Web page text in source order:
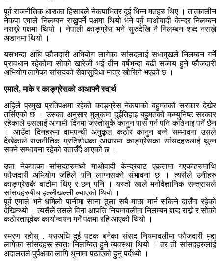
पूर्व राजनीतिक धाराका हिसाबले नेकपाभित्र दुई भिन्न मतहरु थिए । तात्कालीन
नेकपा एमाले निलम्बन राख्नुपर्ने पक्षमा थियो भने पूर्व माओवादी केन्द्र निलम्बन
नराख्ने पक्षमा थियो । नेपाली काङ्ग्रेस भने सुरुदेखि नै निलम्बन शब्द नराख्ने
अडानमा थियो ।
यसभन्दा अघि फौजदारी अभियोग लागेका सांसदलाई सभामुखले निलम्बन गर्ने
प्रावधान रहेकोमा सोको खारेजी भई तीन वर्षभन्दा बढी सजाय हुने फौजदारी
अभियोग लागेका सांसदको सेवासुविधा मात्र खोसिने भएको छ ।
एमाले, माके र काङ्ग्रेसको आआफ्नै स्वार्थ
अहिले प्रमुख प्रतिपक्षमा रहेको काङ्ग्रेस नेकपाको बहुमतको सरकार देखेर
तर्सिएको छ । उसका अनुसार मुलुकमा दुईतिहाइ बहुमतको कम्युनिष्ट सरकार
रहेकाले उसलाई आगामी दिनमा जस्तोसुकै कानुन पास गर्न पनि कठिनाइ पर्ने छैन
। आउँदा दिनहरुमा वामपन्थी अनुकूल कठोर कानुन बन्ने सम्भावना उसले
देखेकाले राजनीतिक प्रतिशोधका आधारमा काङ्ग्रेसका सांसदहरुलाई थुन्न
सक्ने सम्भावना रहेको बताउँदै आएको छ ।
उता नेकपाका सांसदहरुमध्ये माओवादी केन्द्रबाट एकतामा गएकाहरुमाथि
फौजदारी अभियोग जहिले पनि लाग्नसक्ने संभावना छ । त्यसैले उनीहरु
काङ्ग्रेसकै बाटोमा थिए र छन् पनि । यस्तो खाले मनोवैज्ञानिक सन्त्रासले
सांसदहरुबीच हल्लीखल्ली ल्याएको थियो ।
पूर्व एमाले भने धमिलो पानीमा साना ठूला सबै माछा मार्न सकिने दाउँमा रहेको
देखिन्थ्यो । त्यसैले उसले विना आपत्ति नियमावलीमा निलम्बन शब्द राख्ने र सोको
कठोरतापूर्वक कार्यान्वयन गर्ने पक्षमा रहि आएको थियो ।
स्मरण रहोस् , यसअघि दुई पटक बनेका संसद नियमावलीमा फौजदारी मुद्दा
लागेका सांसदहरू स्वतः निलम्बित हुने व्यवस्था थियो । तर ती सांसदहरुलाई
अदालतले पुर्पक्षका लागि थुनामा पठाएको हुनु पर्दथ्यो ।